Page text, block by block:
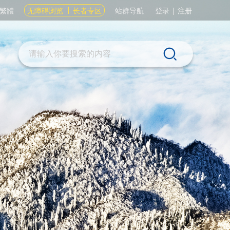
繁體 无障碍浏览 长者专区 站群导航 登录 | 注册